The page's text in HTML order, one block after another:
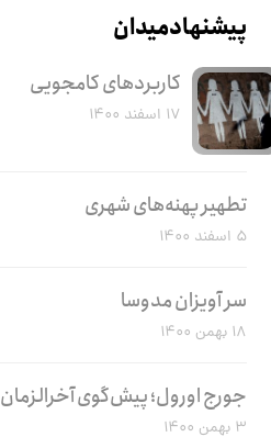
پیشنهاد میدان
کاربرد‌های کامجویی
۱۷ اسفند ۱۴۰۰
تطهیر پهنه‌های شهری
۵ اسفند ۱۴۰۰
سر آویزان مدوسا
۱۸ بهمن ۱۴۰۰
جورج اورول؛ پیش‌گوی آخرالزمان
۳ بهمن ۱۴۰۰